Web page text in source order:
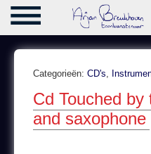
Categorieën: CD's,
Cd Touched
and saxophone